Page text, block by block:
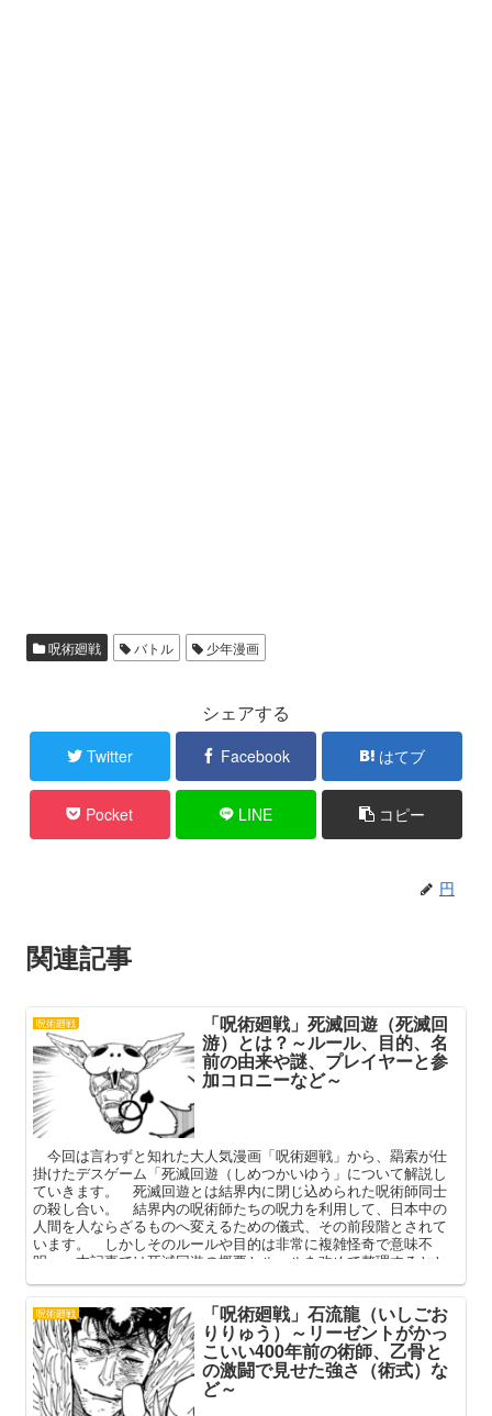
呪術廻戦 バトル 少年漫画
シェアする
Twitter Facebook はてブ
Pocket LINE コピー
円
関連記事
呪術廻戦 「呪術廻戦」死滅回遊（死滅回
游）とは？～ルール、目的、名
前の由来や謎、プレイヤーと参
加コロニーなど～
今回は言わずと知れた大人気漫画「呪術廻戦」から、羂索が仕
掛けたデスゲーム「死滅回遊（しめつかいゆう」について解説し
ていきます。 死滅回遊とは結界内に閉じ込められた呪術師同士
の殺し合い。 結界内の呪術師たちの呪力を利用して、日本中の
人間を人ならざるものへ変えるための儀式、その前段階とされて
います。 しかしそのルールや目的は非常に複雑怪奇で意味不
明。 本記事では死滅回遊の概要とルールを改めて整理するとと
呪術廻戦 「呪術廻戦」石流龍（いしごお
りりゅう）～リーゼントがかっ
こいい400年前の術師、乙骨と
の激闘で見せた強さ（術式）な
ど～